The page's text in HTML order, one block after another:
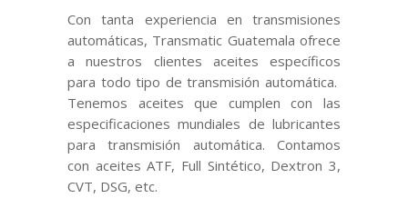
Con tanta experiencia en transmisiones
automáticas, Transmatic Guatemala ofrece
a nuestros clientes aceites específicos
para todo tipo de transmisión automática.
Tenemos aceites que cumplen con las
especificaciones mundiales de lubricantes
para transmisión automática. Contamos
con aceites ATF, Full Sintético, Dextron 3,
CVT, DSG, etc.